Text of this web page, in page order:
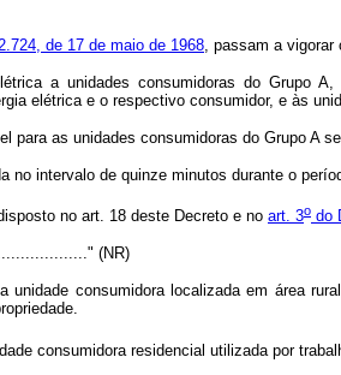
de 17 de maio de 1968 , passam a
a unidades consumidoras do Grupo
elétrica e o respectivo consumidor, e às
para as unidades consumidoras do Grupo A
no intervalo de quinze minutos durante o
no art. 18 deste Decreto e no art. 3o do
(NR)
consumidora localizada em área
consumidora residencial utilizada por